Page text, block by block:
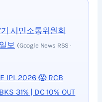
시민소통위원회
보 (Google News RSS ·
IPL 2026 😱 RCB
31% | DC 10% OUT